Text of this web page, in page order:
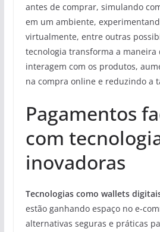
antes de comprar, simulando
em um ambiente,
virtualmente, entre outras
tecnologia transforma a maneira
interagem com os produtos,
na compra online e reduzindo a
Pagamentos
com
inovadoras
Tecnologias como wallets
estão ganhando espaço no e-
alternativas seguras e práticas